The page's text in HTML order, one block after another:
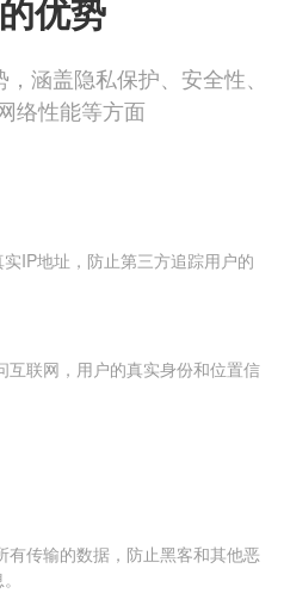
优势
涵盖隐私保护、安全性、
络性能等方面
IP地址，防止第三方追踪用户的
互联网，用户的真实身份和位置信
有传输的数据，防止黑客和其他恶